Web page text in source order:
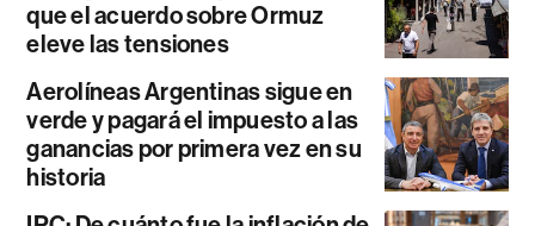
que el acuerdo sobre Ormuz
eleve las tensiones
Aerolíneas Argentinas sigue en
verde y pagará el impuesto a las
ganancias por primera vez en su
historia